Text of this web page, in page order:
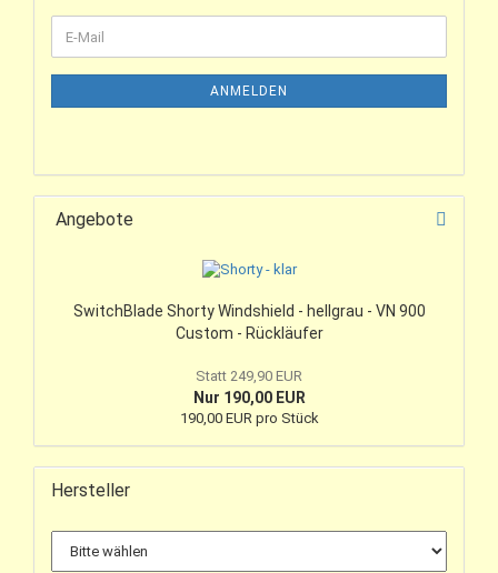
ANMELDEN
Angebote
SwitchBlade Shorty Windshield - hellgrau - VN 900
Custom - Rückläufer
Statt 249,90 EUR
Nur 190,00 EUR
190,00 EUR pro Stück
Hersteller